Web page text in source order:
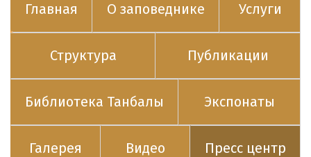
Главная О заповеднике Услуги
Структура Публикации
Библиотека Танбалы Экспонаты
Галерея Видео Пресс центр